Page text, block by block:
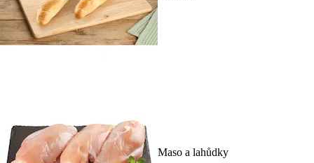
Maso a lahůdky